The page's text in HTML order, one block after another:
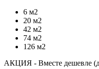
6 м2
20 м2
42 м2
74 м2
126 м2
АКЦИЯ - Вместе дешевле